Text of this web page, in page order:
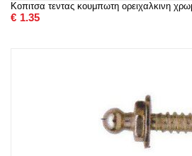
Κοπιτσα τεντας κουμπωτη ορειχαλκινη
€ 1.35